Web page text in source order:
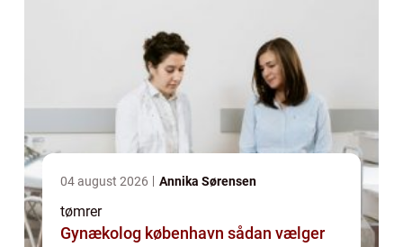
04 august 2026 Annika Sørensen
tømrer
Gynækolog københavn sådan vælger